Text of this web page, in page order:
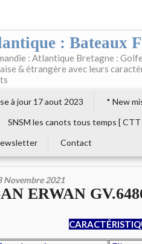
: Bateaux
: Atlantique Bretagne :
& étrangère avec leurs
à jour 17 aout 2023
* New
SNSM les canots tous temps [ CTT
Contact
Novembre 2021
ERWAN